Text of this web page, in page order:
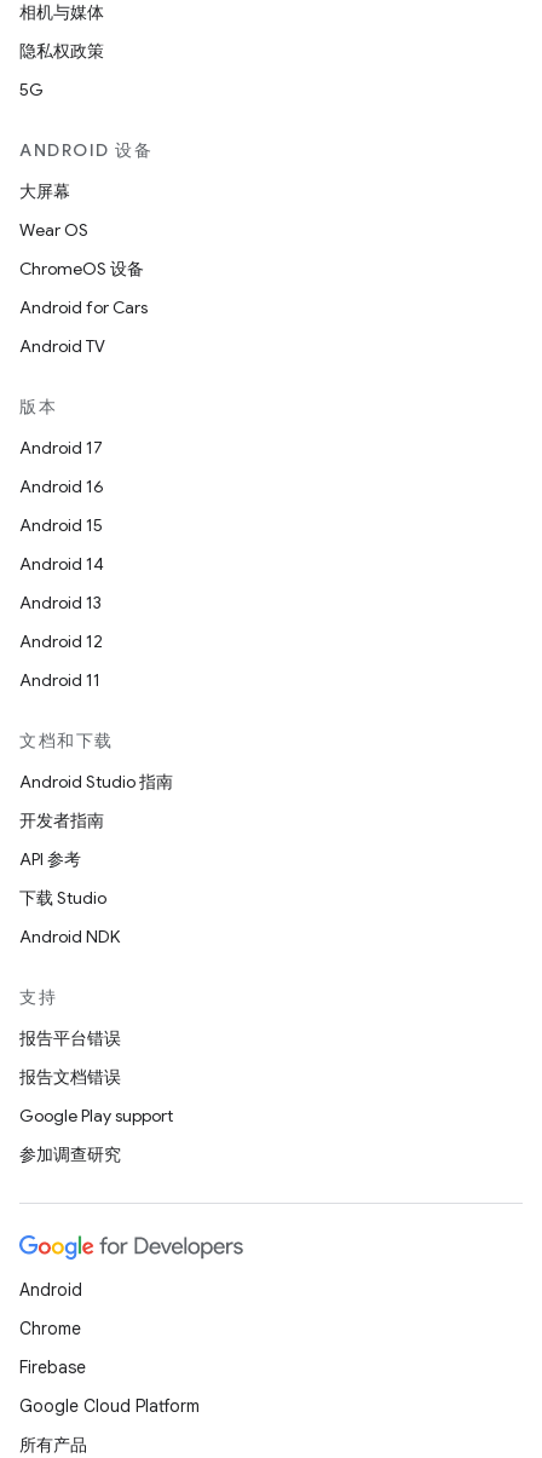
相机与媒体
隐私权政策
5G
ANDROID 设备
大屏幕
Wear OS
ChromeOS 设备
Android for Cars
Android TV
版本
Android 17
Android 16
Android 15
Android 14
Android 13
Android 12
Android 11
文档和下载
Android Studio 指南
开发者指南
API 参考
下载 Studio
Android NDK
支持
报告平台错误
报告文档错误
Google Play support
参加调查研究
Android
Chrome
Firebase
Google Cloud Platform
所有产品